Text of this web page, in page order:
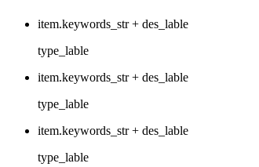
item.keywords_str + des_lable
type_lable
item.keywords_str + des_lable
type_lable
item.keywords_str + des_lable
type_lable